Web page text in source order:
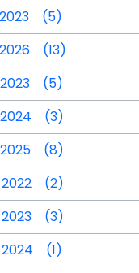
(5)
(13)
2023 (5)
2024 (3)
2025 (8)
2022 (2)
2023 (3)
2024 (1)